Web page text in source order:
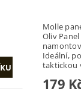
Molle
Oliv
Ideální,
taktickou
179